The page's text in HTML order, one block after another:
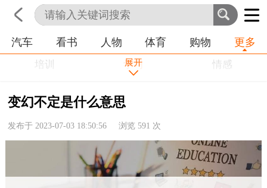
首页 科技 生活 职业
汽车 看书 人物 体育 购物 更多
培训 学习
情感
农业
命理
健康
历史
展开
变幻不定是什么意思
发布于 2023-07-03 18:50:56 浏览 591 次